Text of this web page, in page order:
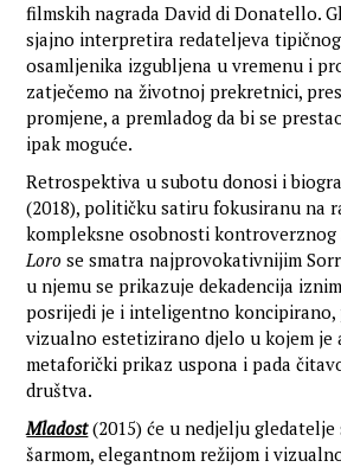
filmskih nagrada David di Donatello.
sjajno interpretira redateljeva
osamljenika izgubljena u vremenu i
zatječemo na životnoj prekretnici,
promjene, a premladog da bi se
ipak moguće.
Retrospektiva u subotu donosi i
(2018), političku satiru fokusiranu na
kompleksne osobnosti kontroverznog
Loro se smatra najprovokativnijim
u njemu se prikazuje dekadencija
posrijedi je i inteligentno
vizualno estetizirano djelo u kojem je
metaforički prikaz uspona i pada
društva.
Mladost(2015) će u nedjelju
šarmom, elegantnom režijom i